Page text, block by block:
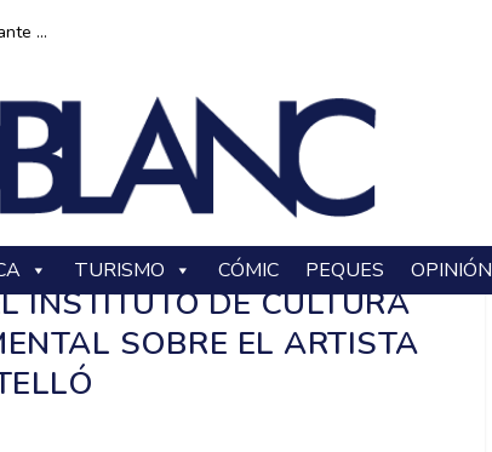
...
TURISMO CÓMIC PEQUES OPINIÓN
INSTITUTO DE CULTURA
SOBRE EL ARTISTA